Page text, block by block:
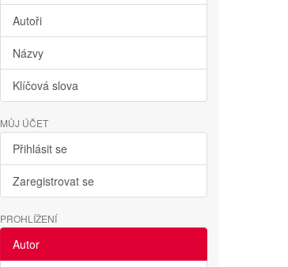
Autoři
Názvy
Klíčová slova
MŮJ ÚČET
Přihlásit se
Zaregistrovat se
PROHLÍŽENÍ
Autor